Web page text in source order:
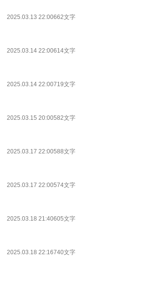
2025.03.13 22:00662文字
2025.03.14 22:00614文字
2025.03.14 22:00719文字
2025.03.15 20:00582文字
2025.03.17 22:00588文字
2025.03.17 22:00574文字
2025.03.18 21:40605文字
2025.03.18 22:16740文字